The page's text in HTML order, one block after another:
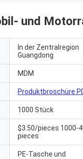
und
In der Zentralregion
Guangdong
MDM
Produktbroschüre
1000 Stück
$3.50/pieces 1000-
pieces
PE-Tasche und